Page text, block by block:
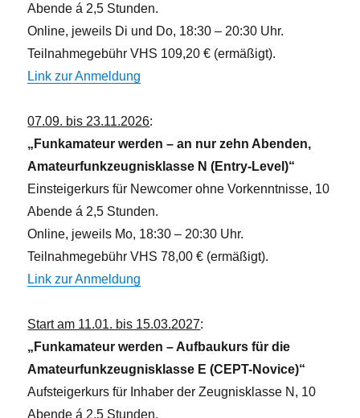
Abende á 2,5 Stunden.
Online, jeweils Di und Do, 18:30 – 20:30 Uhr.
Teilnahmegebühr VHS 109,20 € (ermäßigt).
Link zur Anmeldung
07.09. bis 23.11.2026:
„Funkamateur werden – an nur zehn Abenden,
Amateurfunkzeugnisklasse N (Entry-Level)“
Einsteigerkurs für Newcomer ohne Vorkenntnisse, 10
Abende á 2,5 Stunden.
Online, jeweils Mo, 18:30 – 20:30 Uhr.
Teilnahmegebühr VHS 78,00 € (ermäßigt).
Link zur Anmeldung
Start am 11.01. bis 15.03.2027:
„Funkamateur werden – Aufbaukurs für die
Amateurfunkzeugnisklasse E (CEPT-Novice)“
Aufsteigerkurs für Inhaber der Zeugnisklasse N, 10
Abende á 2,5 Stunden.